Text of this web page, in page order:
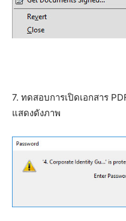
7. ทดสอบการเปิดเอกสาร
แสดงดังภาพ